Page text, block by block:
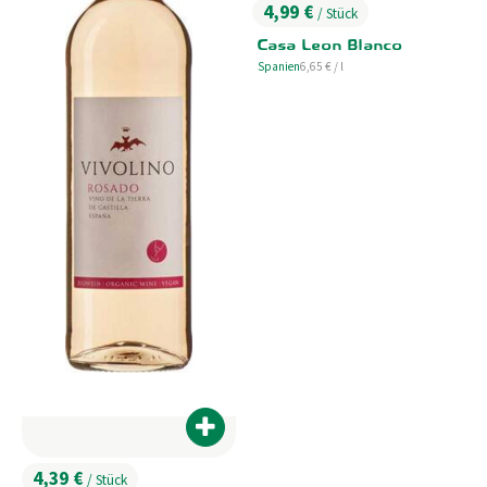
4,39 € / Stück
Produkt zum Warenkorb hinzufügen
, Preis:
4,99 € / Stück
Casa Leon Blanco
, Herkunft:
Spanien, Referenzpreis:
6,65 € / l